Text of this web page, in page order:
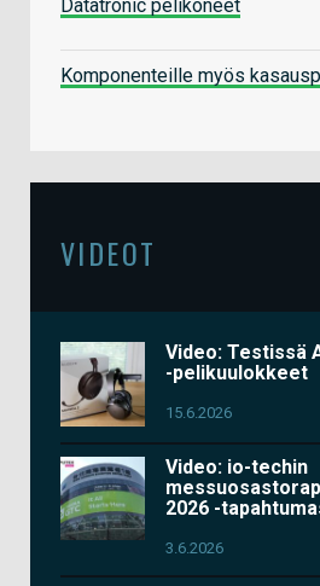
Datatronic pelikoneet
Komponenteille myös
VIDEOT
Video: Testissä
-pelikuulokkeet
15.6.2026
Video: io-techin
2026 -
3.6.2026